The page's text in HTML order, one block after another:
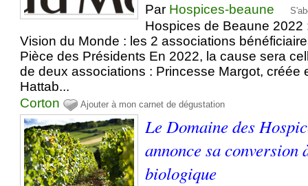
Par Hospices-beaune
Hospices de Beaune 2022
Vision du Monde : les 2 associations
Pièce des Présidents En 2022, la cause sera
de deux associations : Princesse Margot, créée
Hattab...
Corton
Ajouter à mon carnet de dégustation
Le Domaine des
annonce sa conversion
biologique